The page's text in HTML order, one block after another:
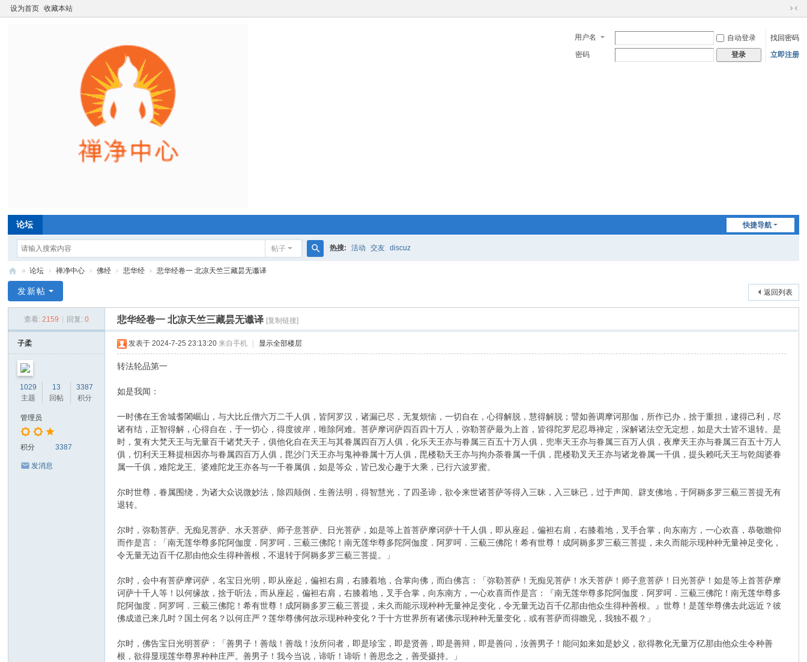
设为首页 收藏本站
切
到
窄
用户名 自动登录
找回密码
密码
登录 立即注册
快捷导航
论坛
帖子 热搜: 活动 交友 discuz
净
心
» 论坛 › 禅净中心 › 佛经 › 悲华经 › 悲华经卷一 北凉天竺三藏昙无谶译
返回列表
发新帖
查看: 2159 回复: 0 悲华经卷一 北凉天竺三藏昙无谶译 [复制链接]
子柔
1029
主题
13
回帖
3387
积分
管理员
积分 3387
发消息
发表于 2024-7-25 23:13:20 来自手机 显示全部楼层
转法轮品第一
如是我闻：
一时佛在王舍城耆闍崛山，与大比丘僧六万二千人俱，皆阿罗汉，诸漏已尽，无复烦恼，一切自在，心得解脱，慧得解脱；譬如善调摩诃那伽，所作已办，捨于重担，逮得己利，尽
诸有结，正智得解，心得自在，于一切心，得度彼岸，唯除阿难。菩萨摩诃萨四百四十万人，弥勒菩萨最为上首，皆得陀罗尼忍辱禅定，深解诸法空无定想，如是大士皆不退转。是
时，复有大梵天王与无量百千诸梵天子，俱他化自在天王与其眷属四百万人俱，化乐天王亦与眷属三百五十万人俱，兜率天王亦与眷属三百万人俱，夜摩天王亦与眷属三百五十万人
俱，忉利天王释提桓因亦与眷属四百万人俱，毘沙门天王亦与鬼神眷属十万人俱，毘楼勒天王亦与拘办荼眷属一千俱，毘楼勒叉天王亦与诸龙眷属一千俱，提头赖吒天王与乾闼婆眷
属一千俱，难陀龙王、婆难陀龙王亦各与一千眷属俱，如是等众，皆已发心趣于大乘，已行六波罗蜜。
尔时世尊，眷属围绕，为诸大众说微妙法，除四颠倒，生善法明，得智慧光，了四圣谛，欲令来世诸菩萨等得入三昧，入三昧已，过于声闻、辟支佛地，于阿耨多罗三藐三菩提无有
退转。
尔时，弥勒菩萨、无痴见菩萨、水天菩萨、师子意菩萨、日光菩萨，如是等上首菩萨摩诃萨十千人俱，即从座起，偏袒右肩，右膝着地，叉手合掌，向东南方，一心欢喜，恭敬瞻仰
而作是言：「南无莲华尊多陀阿伽度．阿罗呵．三藐三佛陀！南无莲华尊多陀阿伽度．阿罗呵．三藐三佛陀！希有世尊！成阿耨多罗三藐三菩提，未久而能示现种种无量神足变化，
令无量无边百千亿那由他众生得种善根，不退转于阿耨多罗三藐三菩提。」
尔时，会中有菩萨摩诃萨，名宝日光明，即从座起，偏袒右肩，右膝着地，合掌向佛，而白佛言：「弥勒菩萨！无痴见菩萨！水天菩萨！师子意菩萨！日光菩萨！如是等上首菩萨摩
诃萨十千人等！以何缘故，捨于听法，而从座起，偏袒右肩，右膝着地，叉手合掌，向东南方，一心欢喜而作是言：『南无莲华尊多陀阿伽度．阿罗呵．三藐三佛陀！南无莲华尊多
陀阿伽度．阿罗呵．三藐三佛陀！希有世尊！成阿耨多罗三藐三菩提，未久而能示现种种无量神足变化，令无量无边百千亿那由他众生得种善根。』世尊！是莲华尊佛去此远近？彼
佛成道已来几时？国土何名？以何庄严？莲华尊佛何故示现种种变化？于十方世界所有诸佛示现种种无量变化，或有菩萨而得瞻见，我独不覩？」
尔时，佛告宝日光明菩萨：「善男子！善哉！善哉！汝所问者，即是珍宝，即是贤善，即是善辩，即是善问，汝善男子！能问如来如是妙义，欲得教化无量万亿那由他众生令种善
根，欲得显现莲华尊界种种庄严。善男子！我今当说，谛听！谛听！善思念之，善受摄持。」